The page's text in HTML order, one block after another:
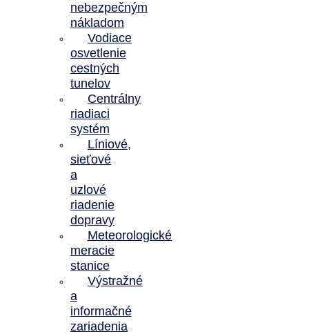
nebezpečným
nákladom
Vodiace
osvetlenie
cestných
tunelov
Centrálny
riadiaci
systém
Líniové,
sieťové
a
uzlové
riadenie
dopravy
Meteorologické
meracie
stanice
Výstražné
a
informačné
zariadenia